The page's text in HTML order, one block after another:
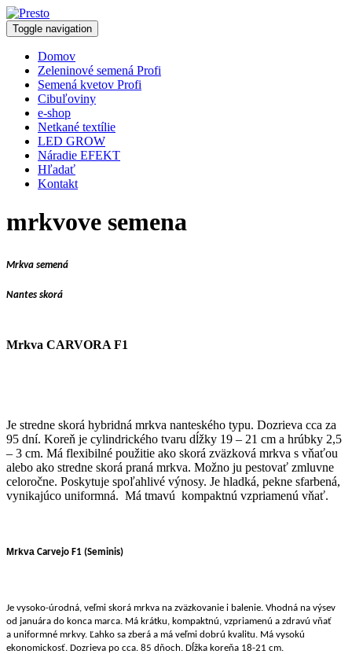
Toggle navigation
Domov
Zeleninové semená Profi
Semená kvetov Profi
Cibuľoviny
e-shop
Netkané textílie
LED GROW
Náradie EFEKT
Hľadať
Kontakt
mrkvove semena
Mrkva semená
Nantes skorá
Mrkva CARVORA F1
Je stredne skorá hybridná mrkva nanteského typu. Dozrieva cca za
95 dní. Koreň je cylindrického tvaru dĺžky 19 – 21 cm a hrúbky 2,5
– 3 cm. Má flexibilné použitie ako skorá zväzková mrkva s vňaťou
alebo ako stredne skorá praná mrkva. Možno ju pestovať zmluvne
celoročne. Poskytuje spoľahlivé výnosy. Je hladká, pekne sfarbená,
vynikajúco uniformná. Má tmavú kompaktnú vzpriamenú vňať.
Mrkva Carvejo F1 (Seminis)
Je vysoko-úrodná, veľmi skorá mrkva na zväzkovanie i balenie. Vhodná na výsev
od januára do konca marca. Má krátku, kompaktnú, vzpriamenú a zdravú vňať
a uniformné mrkvy. Ľahko sa zberá a má veľmi dobrú kvalitu. Má vysokú
ekonomickosť. Dozrieva po cca. 85 dňoch. Dĺžka koreňa 18-21 cm.